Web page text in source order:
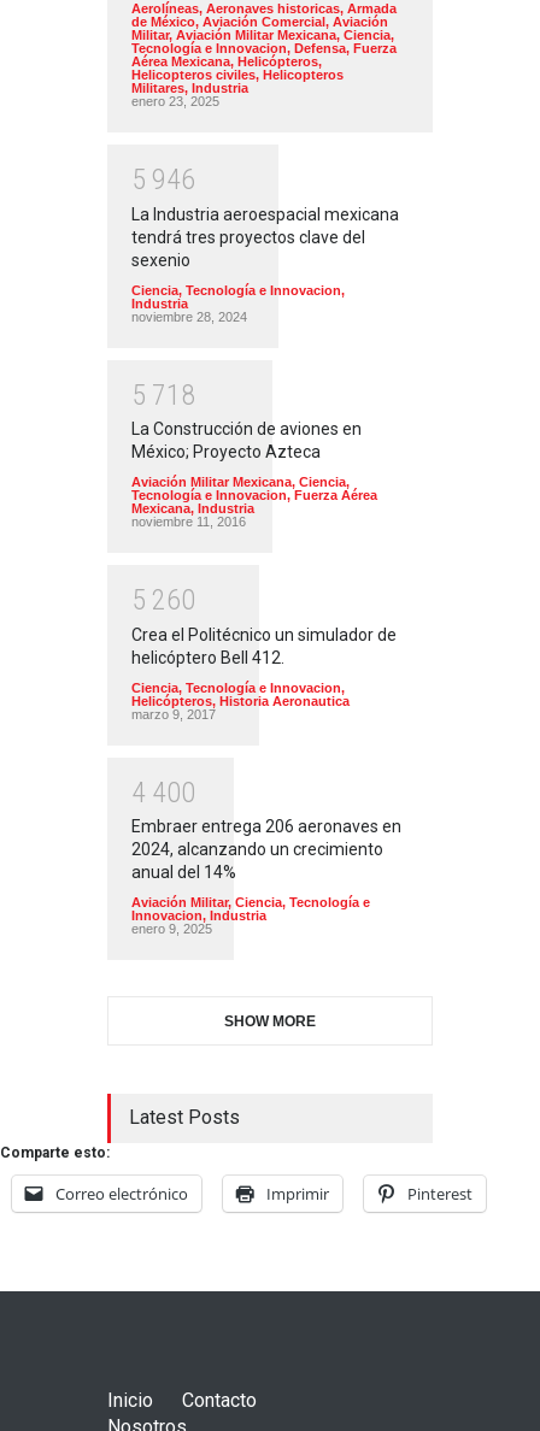
Aerolíneas, Aeronaves historicas, Armada
de México, Aviación Comercial, Aviación
Militar, Aviación Militar Mexicana, Ciencia,
Tecnología e Innovacion, Defensa, Fuerza
Aérea Mexicana, Helicópteros,
Helicopteros civiles, Helicopteros
Militares, Industria
enero 23, 2025
5 946
La Industria aeroespacial mexicana
tendrá tres proyectos clave del
sexenio
Ciencia, Tecnología e Innovacion,
Industria
noviembre 28, 2024
5 71 8
La Construcción de aviones en
México; Proyecto Azteca
Aviación Militar Mexicana, Ciencia,
Tecnología e Innovacion, Fuerza Aérea
Mexicana, Industria
noviembre 11, 2016
5 260
Crea el Politécnico un simulador de
helicóptero Bell 412.
Ciencia, Tecnología e Innovacion,
Helicópteros, Historia Aeronautica
marzo 9, 2017
4 400
Embraer entrega 206 aeronaves en
2024, alcanzando un crecimiento
anual del 14%
Aviación Militar, Ciencia, Tecnología e
Innovacion, Industria
enero 9, 2025
SHOW MORE
Latest Posts
Comparte esto:
Correo electrónico Imprimir Pinterest
Inicio
Contacto